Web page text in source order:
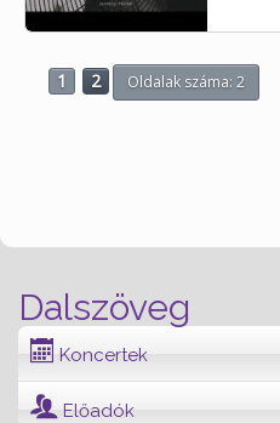
Dalszöveg
Koncertek
Előadók
1 2 Oldalak száma: 2